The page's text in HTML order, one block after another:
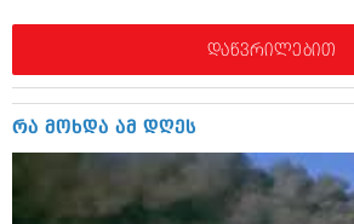
მარტი 2010 (454)
იანვარი 2010 (422)
ნოემბერი 2009 (308)
ოქტომბერი 2009 (382)
სექტემბერი 2009 (541)
აგვისტო 2009 (14)
დაწვრილებით
რა მოხდა ამ დღეს